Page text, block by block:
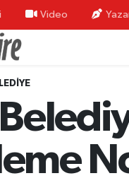
Video
ve Fikstür